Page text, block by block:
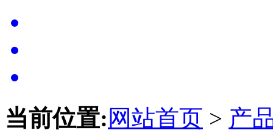
当前位置: 网站首页 > 产